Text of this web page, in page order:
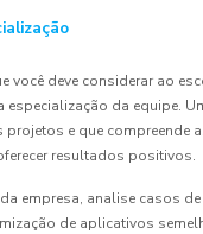
você deve considerar ao
especialização da equipe.
e que compreende
resultados positivos.
empresa, analise casos de
de aplicativos